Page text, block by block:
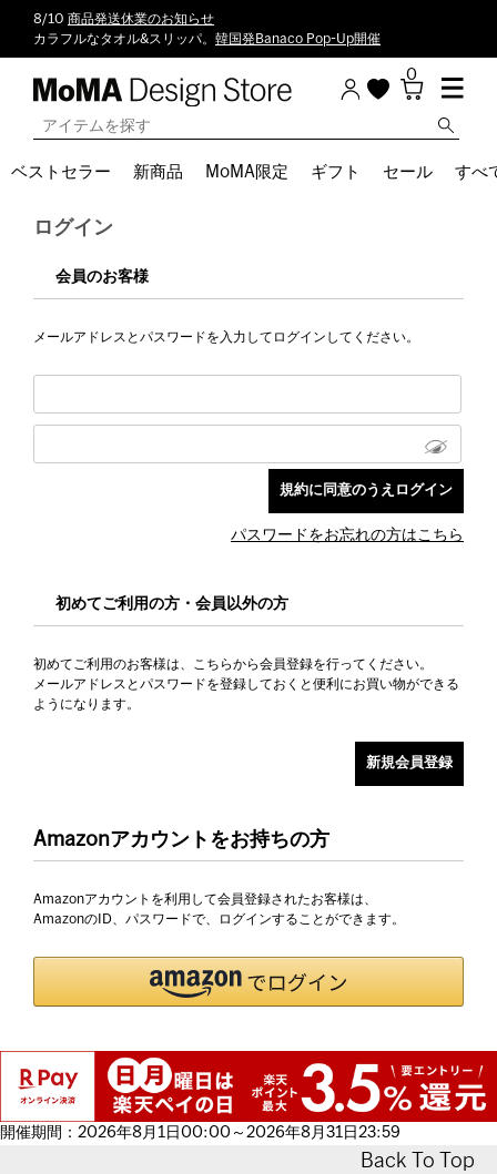
8/10 商品発送休業のお知らせ
カラフルなタオル&スリッパ。 韓国発Banaco Pop-Up開催
0
ベストセラー 新商品 MoMA限定 ギフト セール すべ
ログイン
会員のお客様
メールアドレスとパスワードを入力してログインしてください。
パスワードをお忘れの方はこちら
初めてご利用の方・会員以外の方
初めてご利用のお客様は、こちらから会員登録を行ってください。
メールアドレスとパスワードを登録しておくと便利にお買い物ができる
ようになります。
Amazonアカウントをお持ちの方
Amazonアカウントを利用して会員登録されたお客様は、
AmazonのID、パスワードで、ログインすることができます。
開催期間：2026年8月1日00:00～2026年8月31日23:59
Back To Top